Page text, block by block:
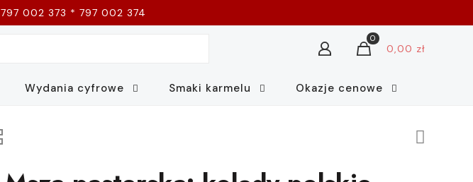
797 002 373 * 797 002 374
0
0,00 zł
Wydania cyfrowe Smaki karmelu Okazje cenowe